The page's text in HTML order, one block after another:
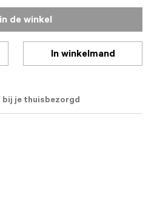
de winkel
In winkelmand
bij je thuisbezorgd